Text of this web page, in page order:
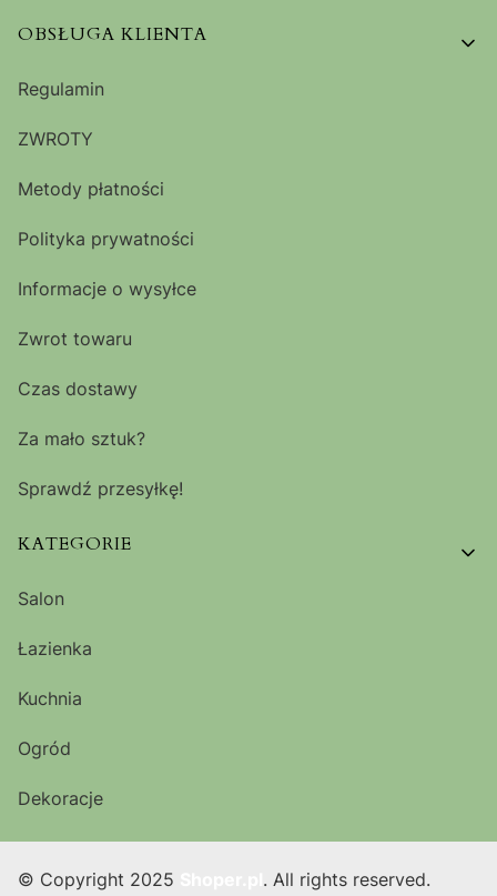
OBSŁUGA KLIENTA
Regulamin
ZWROTY
Metody płatności
Polityka prywatności
Informacje o wysyłce
Zwrot towaru
Czas dostawy
Za mało sztuk?
Sprawdź przesyłkę!
KATEGORIE
Salon
Łazienka
Kuchnia
Ogród
Dekoracje
© Copyright 2025 . All rights reserved.